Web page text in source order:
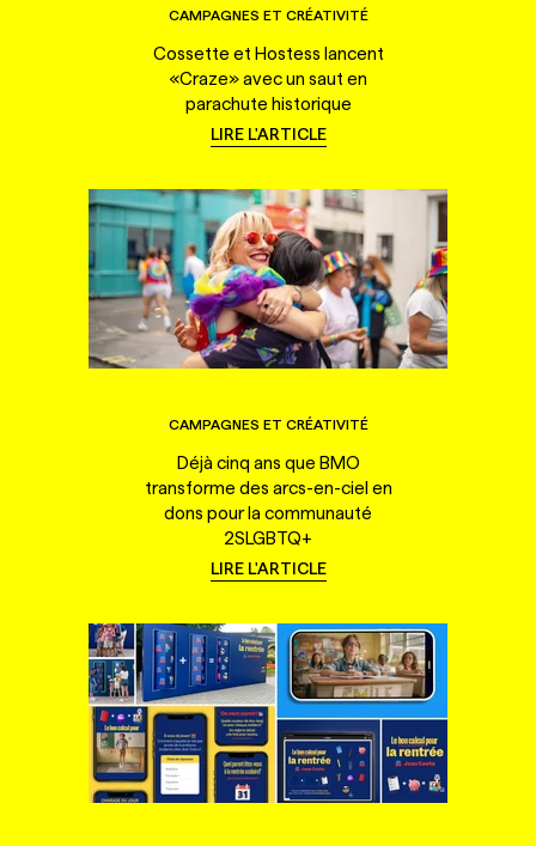
CAMPAGNES ET CRÉATIVITÉ
Cossette et Hostess lancent
«Craze» avec un saut en
parachute historique
LIRE L'ARTICLE
CAMPAGNES ET CRÉATIVITÉ
Déjà cinq ans que BMO
transforme des arcs-en-ciel en
dons pour la communauté
2SLGBTQ+
LIRE L'ARTICLE